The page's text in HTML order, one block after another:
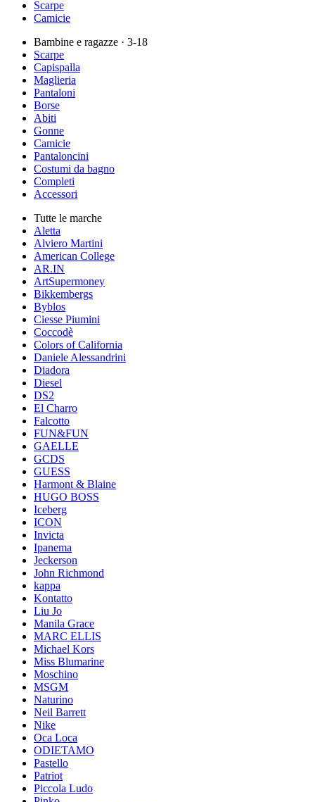
Scarpe
Camicie
Bambine e ragazze · 3-18
Scarpe
Capispalla
Maglieria
Pantaloni
Borse
Abiti
Gonne
Camicie
Pantaloncini
Costumi da bagno
Completi
Accessori
Tutte le marche
Aletta
Alviero Martini
American College
AR.IN
ArtSupermoney
Bikkembergs
Byblos
Ciesse Piumini
Coccodè
Colors of California
Daniele Alessandrini
Diadora
Diesel
DS2
El Charro
Falcotto
FUN&FUN
GAELLE
GCDS
GUESS
Harmont & Blaine
HUGO BOSS
Iceberg
ICON
Invicta
Ipanema
Jeckerson
John Richmond
kappa
Kontatto
Liu Jo
Manila Grace
MARC ELLIS
Michael Kors
Miss Blumarine
Moschino
MSGM
Naturino
Neil Barrett
Nike
Oca Loca
ODIETAMO
Pastello
Patriot
Piccola Ludo